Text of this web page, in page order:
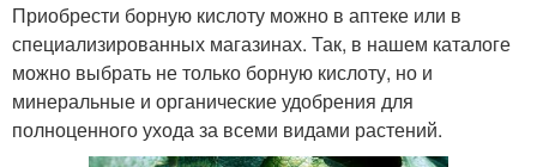
Приобрести борную кислоту можно в аптеке или в
специализированных магазинах. Так, в нашем каталоге
можно выбрать не только борную кислоту, но и
минеральные и органические удобрения для
полноценного ухода за всеми видами растений.